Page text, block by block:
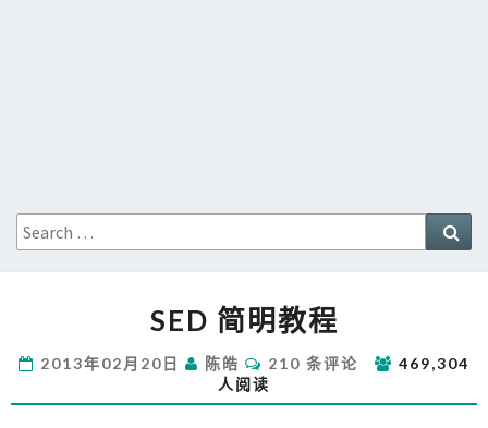
Search
for:
简
教
程
SED 简明教程
2013年02月20日 陈皓
评
论
210 条评论
469,304
人阅读